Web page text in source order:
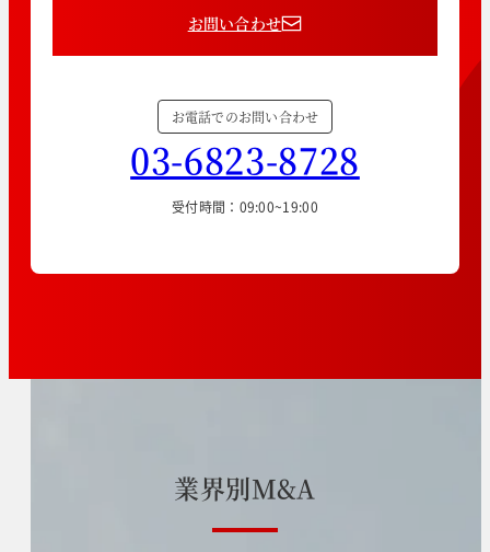
お問い合わせ
お電話でのお問い合わせ
03-6823-8728
受付時間：09:00~19:00
業界別M&A